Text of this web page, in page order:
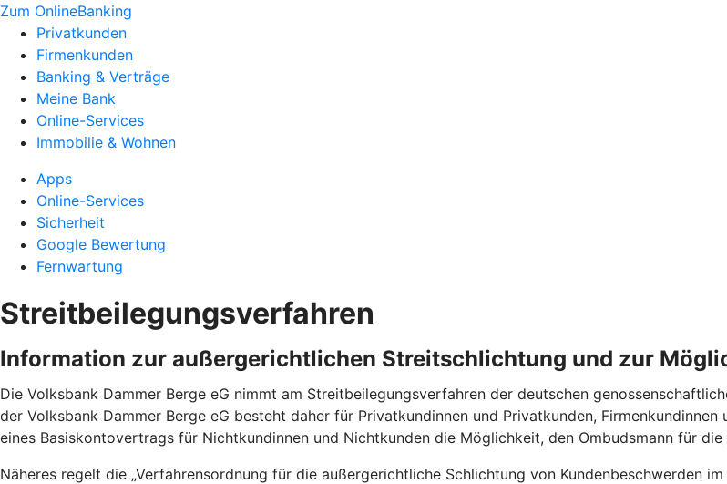
Zum OnlineBanking
Privatkunden
Firmenkunden
Banking & Verträge
Meine Bank
Online-Services
Immobilie & Wohnen
Apps
Online-Services
Sicherheit
Google Bewertung
Fernwartung
Streitbeilegungsverfahren
Information zur außergerichtlichen Streitschlichtung und zur
Die Volksbank Dammer Berge eG nimmt am Streitbeilegungsverfahren der deutschen
der Volksbank Dammer Berge eG besteht daher für Privatkundinnen und Privatkunden,
eines Basiskontovertrags für Nichtkundinnen und Nichtkunden die Möglichkeit, den Ombudsmann für
Näheres regelt die „Verfahrensordnung für die außergerichtliche Schlichtung von Kundenbeschwerden